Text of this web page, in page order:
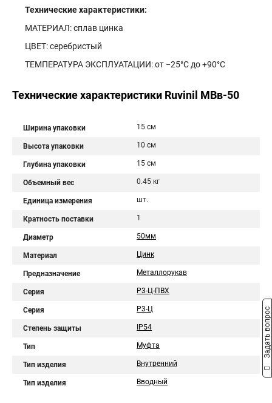
Технические характеристики:
МАТЕРИАЛ: cплав цинка
ЦВЕТ: серебристый
ТЕМПЕРАТУРА ЭКСПЛУАТАЦИИ: от −25°С до +90°С
Технические характеристики Ruvinil МВв-50
Ширина упаковки 15 см
Высота упаковки 10 см
Глубина упаковки 15 см
Объемный вес 0.45 кг
Единица измерения шт.
Кратность поставки 1
Диаметр 50мм
Материал Цинк
Предназначение Металлорукав
Серия Р3-Ц-ПВХ
Серия Р3-Ц
Степень защиты IP54
Тип Муфта
Тип изделия Внутренний
Тип изделия Вводный
Задать вопрос